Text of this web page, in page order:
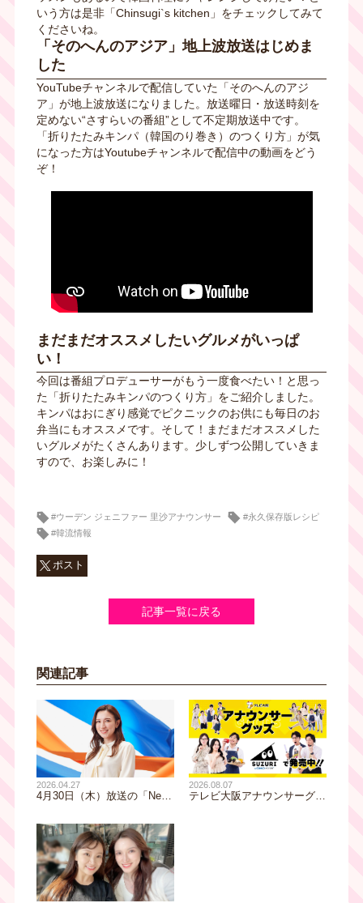
いう方は是非「Chinsugi`s kitchen」をチェックしてみて
くださいね。
「そのへんのアジア」地上波放送はじめま
した
YouTubeチャンネルで配信していた「そのへんのアジ
ア」が地上波放送になりました。放送曜日・放送時刻を
定めない“さすらいの番組”として不定期放送中です。
「折りたたみキンパ（韓国のり巻き）のつくり方」が気
になった方はYoutubeチャンネルで配信中の動画をどう
ぞ！
まだまだオススメしたいグルメがいっぱ
い！
今回は番組プロデューサーがもう一度食べたい！と思っ
た「折りたたみキンパのつくり方」をご紹介しました。
キンパはおにぎり感覚でピクニックのお供にも毎日のお
弁当にもオススメです。そして！まだまだオススメした
いグルメがたくさんあります。少しずつ公開していきま
すので、お楽しみに！
#ウーデン ジェニファー 里沙アナウンサー
#永久保存版レシピ
#韓流情報
ポスト
記事一覧に戻る
関連記事
2026.04.27
4月30日（木）放送の「News
ー 里沙（テレビ大阪アナウ
ンサー）が“モーサテファミ
リー”に！？
2026.08.07
テレビ大阪アナウンサーグッ